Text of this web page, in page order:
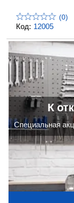
Код: 12005
(0)
К
Cпециальная